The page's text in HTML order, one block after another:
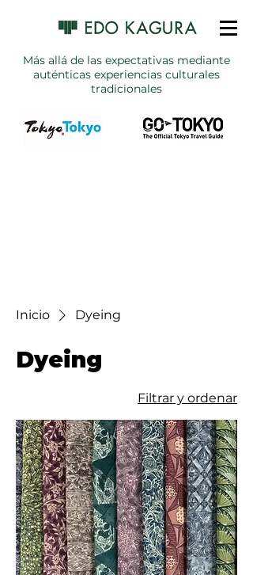
Más allá de las expectativas mediante
auténticas experiencias culturales
tradicionales
Inicio Dyeing
Dyeing
Filtrar y ordenar